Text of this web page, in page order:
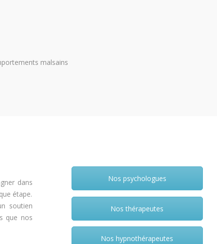
malsains
dans
étape.
soutien
que nos
Nos psychologues
Nos thérapeutes
Nos hypnothérapeutes